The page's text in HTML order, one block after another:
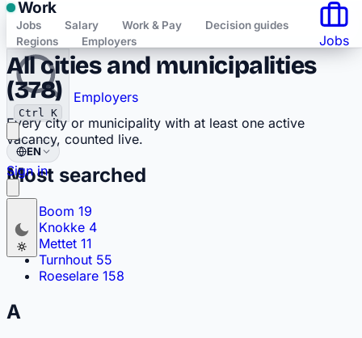
Work
Jobs Salary Work & Pay
Decision guides
Regions
Employers
Ctrl K
Employers
EN
NL Nederlands
FR Français
EN English
Sign in
Saved
Jobs
All cities and municipalities
(378)
Every city or municipality with at least one active
vacancy, counted live.
Most searched
Boom 19
Knokke 4
Mettet 11
Turnhout 55
Roeselare 158
A